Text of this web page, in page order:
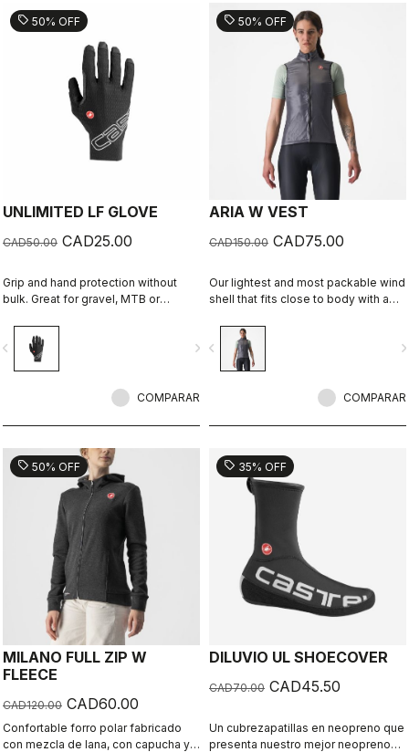
sell 50% OFF
UNLIMITED LF GLOVE
CAD50.00 CAD25.00
Grip and hand protection without
bulk. Great for gravel, MTB or
perforated palm to keep your hands
cool.
navigate_next
COMPARAR
sell 50% OFF
ARIA W VEST
CAD150.00 CAD75.00
Our lightest and most packable wind
shell that fits close to body with a
effectively blocks wind on the front
without causing overheating.
navigate_before
COMPARAR
sell 50% OFF
MILANO FULL ZIP W
FLEECE
CAD120.00 CAD60.00
Confortable forro polar fabricado
con mezcla de lana, con capucha y
sell 35% OFF
DILUVIO UL SHOECOVER
CAD70.00 CAD45.50
Un cubrezapatillas en neopreno que
presenta nuestro mejor neopreno